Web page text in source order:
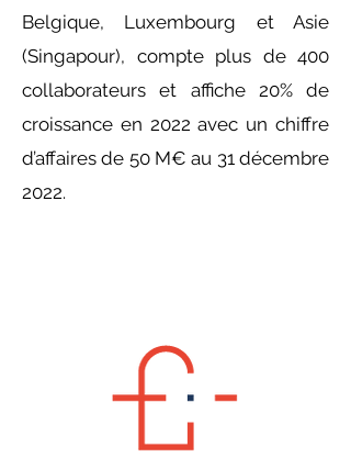
Belgique, Luxembourg et Asie
(Singapour), compte plus de 400
collaborateurs et affiche 20% de
croissance en 2022 avec un chiffre
d’affaires de 50 M€ au 31 décembre
2022.